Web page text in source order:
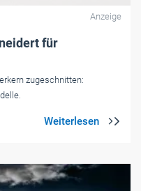
Anzeige
für
zugeschnitten: